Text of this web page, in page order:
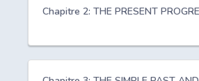
Chapitre 2: THE PRESENT